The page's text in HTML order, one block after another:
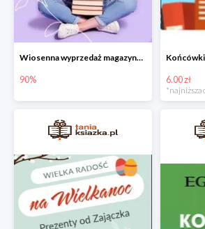
Wiosenna wyprzedaż magazynowa do -90%
90% 6.00 zł